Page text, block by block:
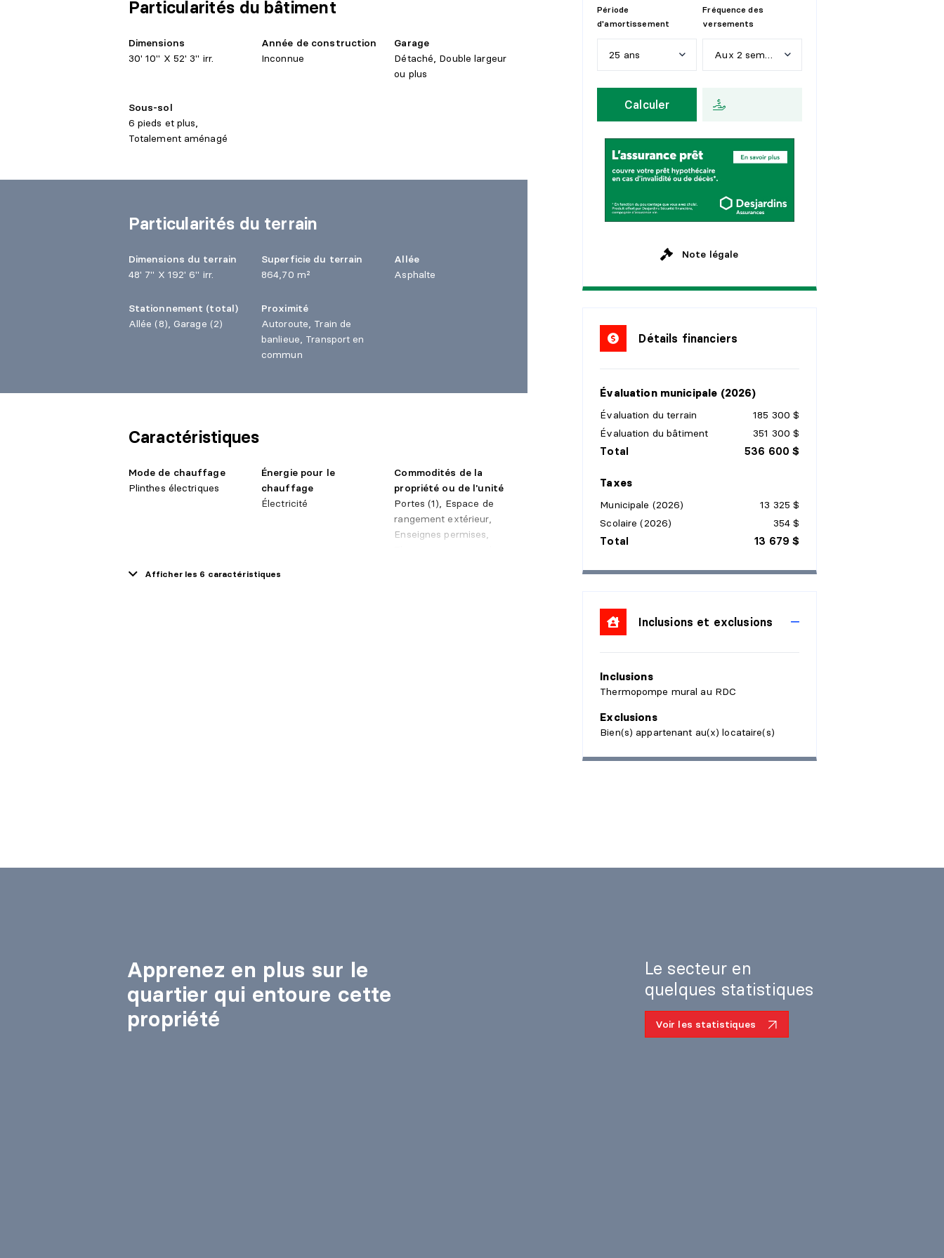
Particularités du bâtiment
Dimensions
30' 10" X 52' 3" irr.
Année de construction
Inconnue
Garage
Détaché, Double largeur
ou plus
Sous-sol
6 pieds et plus,
Totalement aménagé
Particularités du terrain
Dimensions du terrain
48' 7" X 192' 6" irr.
Superficie du terrain
864,70 m²
Allée
Asphalte
Stationnement (total)
Allée (8), Garage (2)
Proximité
Autoroute, Train de
banlieue, Transport en
commun
Caractéristiques
Mode de chauffage
Plinthes électriques
Énergie pour le
chauffage
Électricité
Commodités de la
propriété ou de l'unité
Portes (1), Espace de
rangement extérieur,
Enseignes permises,
Afficher les 6 caractéristiques
Période
d'amortissement
25 ans
5 ans
15
20 ans
25 ans
Fréquence des
versements
Aux 2 semaines
ensuelle
Calculer
Note légale
Détails financiers
Évaluation municipale (2026)
Évaluation du terrain
185 300 $
Évaluation du bâtiment
351 300 $
Total 536 600 $
Taxes
Municipale (2026)
13 325 $
Scolaire (2026)
354 $
Total 13 679 $
Inclusions et exclusions
Inclusions
Thermopompe mural au RDC
Exclusions
Bien(s) appartenant au(x) locataire(s)
Apprenez en plus sur le
quartier qui entoure cette
propriété
Le secteur en
quelques statistiques
Voir les statistiques